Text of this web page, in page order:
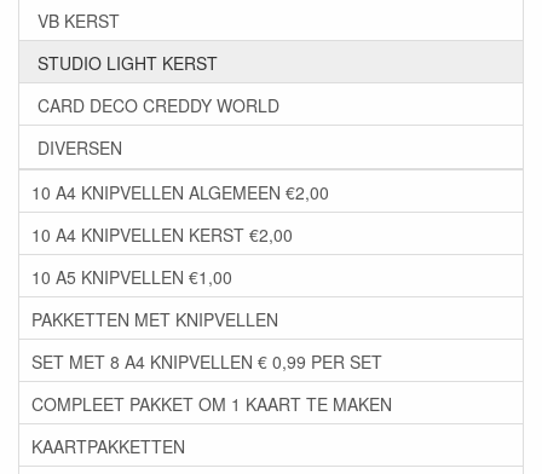
VB KERST
STUDIO LIGHT KERST
CARD DECO CREDDY WORLD
DIVERSEN
10 A4 KNIPVELLEN ALGEMEEN €2,00
10 A4 KNIPVELLEN KERST €2,00
10 A5 KNIPVELLEN €1,00
PAKKETTEN MET KNIPVELLEN
SET MET 8 A4 KNIPVELLEN € 0,99 PER SET
COMPLEET PAKKET OM 1 KAART TE MAKEN
KAARTPAKKETTEN